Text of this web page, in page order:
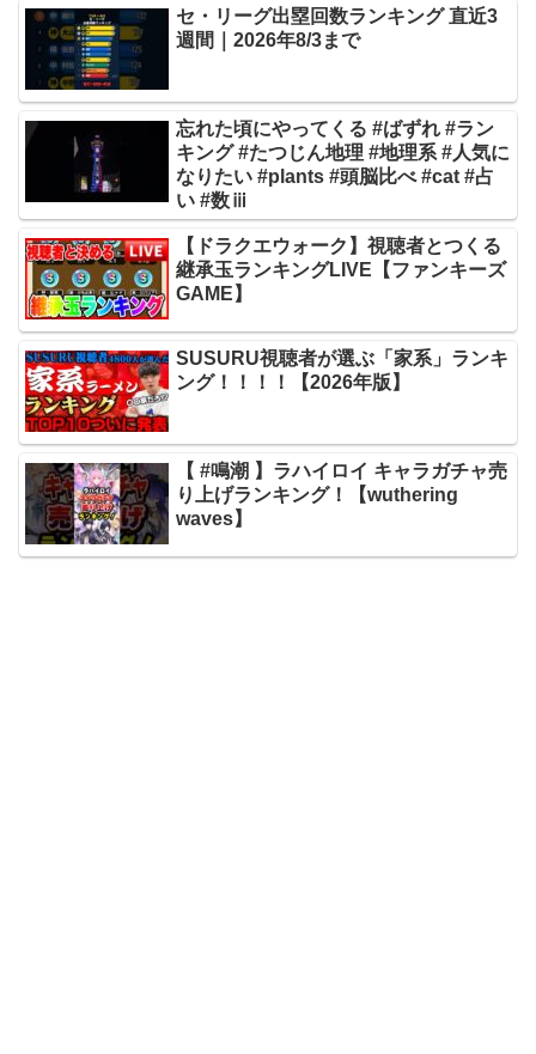
セ・リーグ出塁回数ランキング 直近3
週間｜2026年8/3まで
忘れた頃にやってくる #ばずれ #ラン
キング #たつじん地理 #地理系 #人気に
なりたい #plants #頭脳比べ #cat #占
い #数ⅲ
【ドラクエウォーク】視聴者とつくる
継承玉ランキングLIVE【ファンキーズ
GAME】
SUSURU視聴者が選ぶ「家系」ランキ
ング！！！！【2026年版】
【 #鳴潮 】ラハイロイ キャラガチャ売
り上げランキング！【wuthering
waves】